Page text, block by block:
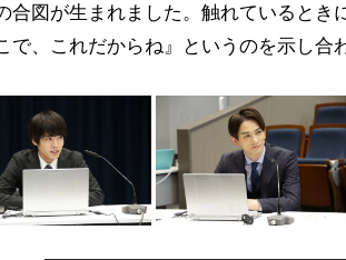
合図が生まれました。触れているとき
で、これだからね』というのを示し合